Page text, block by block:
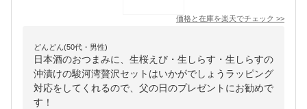
価格と在庫を楽天でチェック >>
どんどん(50代・男性)
日本酒のおつまみに、生桜えび・生しらす・生しらすの
沖漬けの駿河湾贅沢セットはいかがでしょうラッピング
対応をしてくれるので、父の日のプレゼントにお勧めで
す！